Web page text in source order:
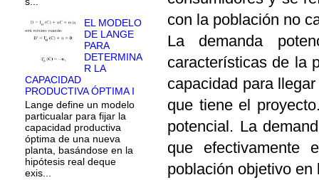
con la población no
La demanda
características de la
capacidad para
que tiene el
potencial. La
que efectivamente
población objetivo
EL MODELO
DE LANGE
PARA
DETERMINA
R LA
CAPACIDAD
PRODUCTIVA ÓPTIMA I
Lange define un modelo
particualar para fijar la
capacidad productiva
óptima de una nueva
planta, basándose en la
hipótesis real deque
exis...